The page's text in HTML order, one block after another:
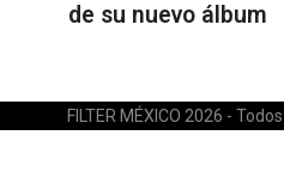
de su nuevo álbum
FILTER MÉXICO 2026 -